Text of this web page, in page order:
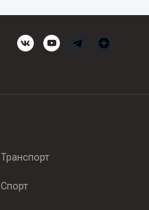
Транспорт
Спорт